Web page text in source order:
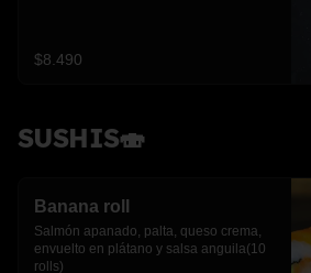
$8.490
SUSHIS🍣
Banana roll
Salmón apanado, palta, queso crema,
envuelto en plátano y salsa anguila(10
rolls)